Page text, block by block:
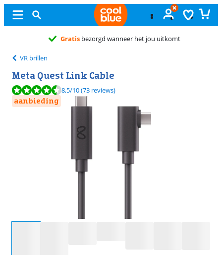
het jou uitkomt
VR brillen
Meta Quest Link Cable
Beoordeling is 8,5 van de 10, gebaseerd op 73 reviews.
8,5/10(73 reviews)
aanbieding